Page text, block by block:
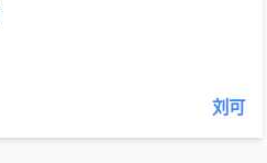
刘可